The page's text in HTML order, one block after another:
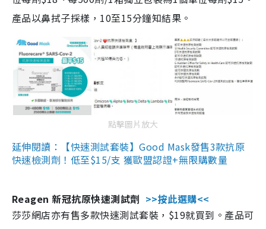
產品以鼻拭子採樣，10至15分鐘知結果。
點擊圖片放大
延伸閱讀：【快速測試套裝】Good Mask發售3款抗原
快速檢測劑！低至$15/支 獲歐盟認證+無限購數量
Reagen 新冠抗原快速測試劑 >>按此選購<<
莎莎網店亦有售多款快速測試套裝，$19就買到。產品可